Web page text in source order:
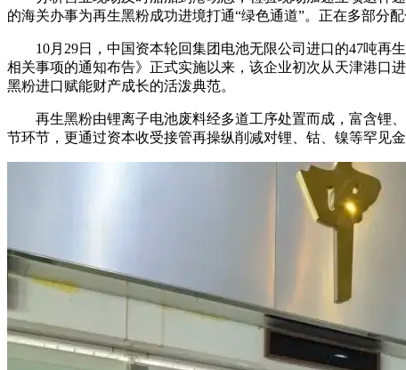
的海关办事为再生黑粉成功进境打通“绿色通道”。正在多部分
10月29日，中国资本轮回集团电池无限公司进口的47吨再生
相关事项的通知布告》正式实施以来，该企业初次从天津港口
黑粉进口赋能财产成长的活泼典范。
再生黑粉由锂离子电池废料经多道工序处置而成，富含锂、
节环节，更通过资本收受接管再操纵削减对锂、钴、镍等罕见